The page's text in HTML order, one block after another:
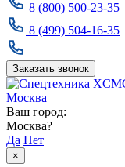
8 (800) 500-23-35
8 (499) 504-16-35
Заказать звонок
Москва
Ваш город:
Москва?
Да Нет
×